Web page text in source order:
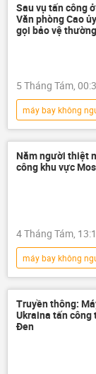
Sau vụ tấn công
Văn phòng Cao
gọi bảo vệ
5 Tháng Tám,
máy bay không
Chiến dịch quân
thiệt mạng
thiệt hại
xung đột quân sự
Năm người thiệt
công khu vực
4 Tháng Tám,
máy bay không
Chiến dịch quân
Thế giới
UAV
Truyền thông:
Ukraina tấn công
Đen